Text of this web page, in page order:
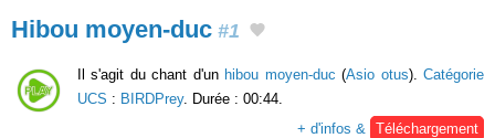
Hibou moyen-duc #1
Il s'agit du chant d'un hibou moyen-duc (Asio otus).Catégorie
UCS : BIRDPrey. Durée : 00:44.
+ d'infos & Téléchargement